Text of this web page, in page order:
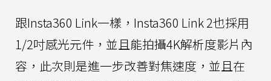
跟Insta360 Link一樣，Insta360 Link 2也採用
1/2吋感光元件，並且能拍攝4K解析度影片內
容，此次則是進一步改善對焦速度，並且在